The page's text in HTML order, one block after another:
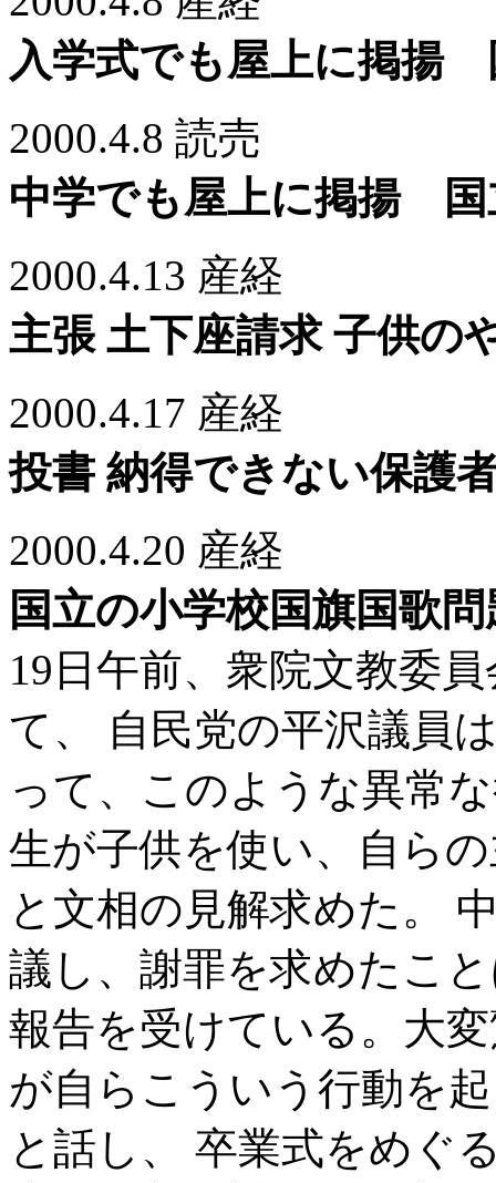
入学式でも屋上に掲揚
2000.4.8 読売
中学でも屋上に掲揚 国
2000.4.13 産経
主張 土下座請求 子供の
2000.4.17 産経
投書 納得できない保護
2000.4.20 産経
国立の小学校国旗国歌
19日午前、衆院文教委
て、 自民党の平沢議員
って、このような異常
生が子供を使い、自ら
と文相の見解求めた。
議し、謝罪を求めたこ
報告を受けている。大
が自らこういう行動を
と話し、 卒業式をめぐ